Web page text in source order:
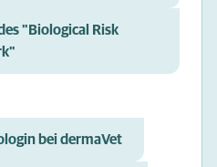
"Biological Risk
bei dermaVet